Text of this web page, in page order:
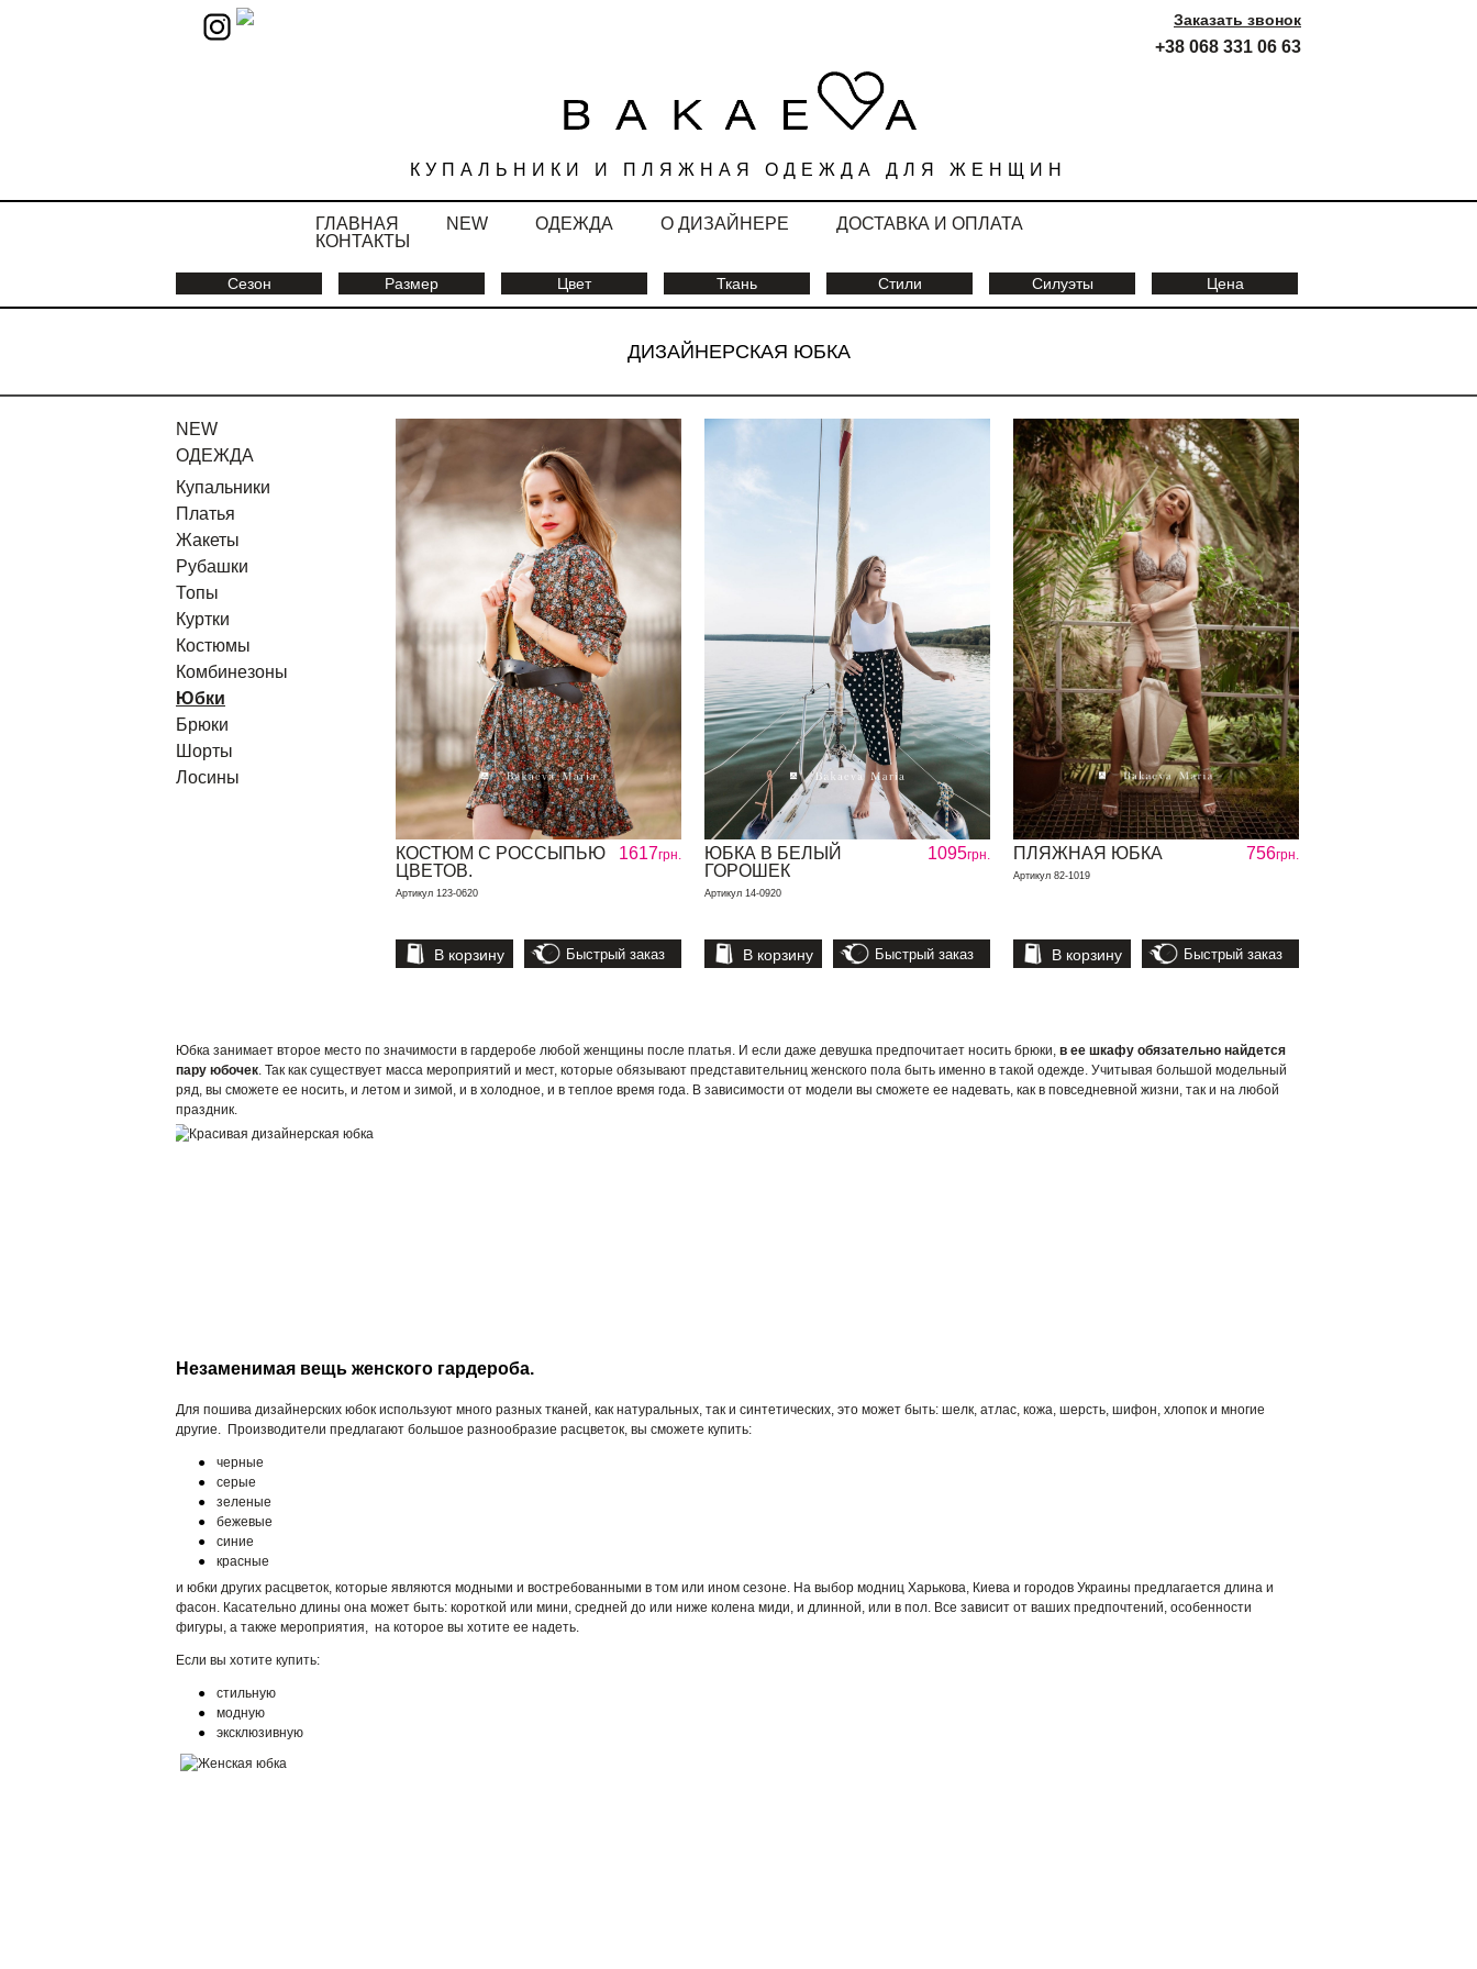
Заказать звонок
+38 068 331 06 63
КУПАЛЬНИКИ И ПЛЯЖНАЯ ОДЕЖДА ДЛЯ ЖЕНЩИН
ГЛАВНАЯ NEW ОДЕЖДА О ДИЗАЙНЕРЕ
ДОСТАВКА И ОПЛАТА
КОНТАКТЫ
Сезон Размер Цвет Ткань Стили Силуэты Цена
ДИЗАЙНЕРСКАЯ ЮБКА
NEW
ОДЕЖДА
Купальники
Платья
Жакеты
Рубашки
Топы
Куртки
Костюмы
Комбинезоны
Юбки
Брюки
Шорты
Лосины
1617грн.
КОСТЮМ С РОССЫПЬЮ
ЦВЕТОВ.
Артикул 123-0620
В корзину Быстрый заказ
1095грн.
ЮБКА В БЕЛЫЙ
ГОРОШЕК
Артикул 14-0920
В корзину Быстрый заказ
756грн.
ПЛЯЖНАЯ ЮБКА
Артикул 82-1019
В корзину Быстрый заказ
Юбка занимает второе место по значимости в гардеробе любой женщины после платья. И если даже девушка предпочитает носить брюки, в ее шкафу обязательно найдется
пару юбочек. Так как существует масса мероприятий и мест, которые обязывают представительниц женского пола быть именно в такой одежде. Учитывая большой модельный
ряд, вы сможете ее носить, и летом и зимой, и в холодное, и в теплое время года. В зависимости от модели вы сможете ее надевать, как в повседневной жизни, так и на любой
праздник.
Незаменимая вещь женского гардероба.
Для пошива дизайнерских юбок используют много разных тканей, как натуральных, так и синтетических, это может быть: шелк, атлас, кожа, шерсть, шифон, хлопок и многие
другие. Производители предлагают большое разнообразие расцветок, вы сможете купить:
черные
серые
зеленые
бежевые
синие
красные
и юбки других расцветок, которые являются модными и востребованными в том или ином сезоне. На выбор модниц Харькова, Киева и городов Украины предлагается длина и
фасон. Касательно длины она может быть: короткой или мини, средней до или ниже колена миди, и длинной, или в пол. Все зависит от ваших предпочтений, особенности
фигуры, а также мероприятия, на которое вы хотите ее надеть.
Если вы хотите купить:
стильную
модную
эксклюзивную